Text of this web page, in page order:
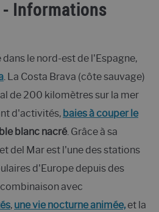
Informations
le nord-est de l'Espagne,
. La Costa Brava (côte sauvage)
de 200 kilomètres sur la mer
d'activités, baies à couper le
blanc nacré. Grâce à sa
del Mar est l'une des stations
d'Europe depuis des
combinaison avec
, une vie nocturne animée,et la